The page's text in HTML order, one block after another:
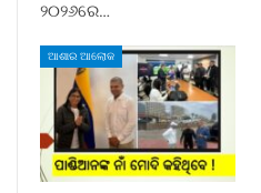
୨୦୨୬ରେ…
ଆଶାର ଆଲୋକ